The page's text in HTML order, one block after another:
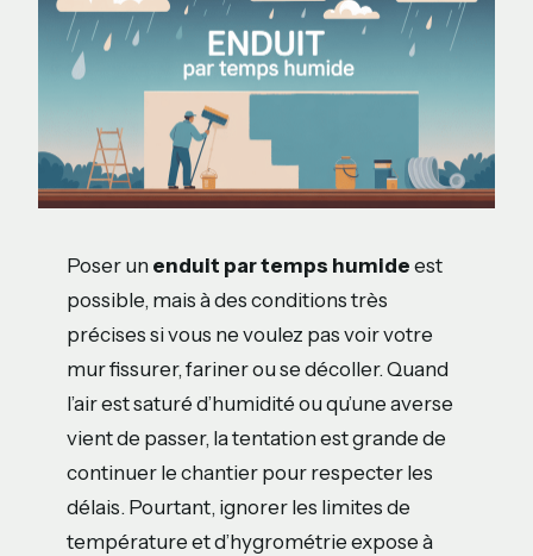
Poser un enduit par temps humide est
possible, mais à des conditions très
précises si vous ne voulez pas voir votre
mur fissurer, fariner ou se décoller. Quand
l’air est saturé d’humidité ou qu’une averse
vient de passer, la tentation est grande de
continuer le chantier pour respecter les
délais. Pourtant, ignorer les limites de
température et d’hygrométrie expose à